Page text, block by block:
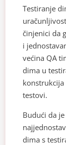
Testiranje
činjenici da
i
većina QA
dima u
testovi.
Budući da
dima s